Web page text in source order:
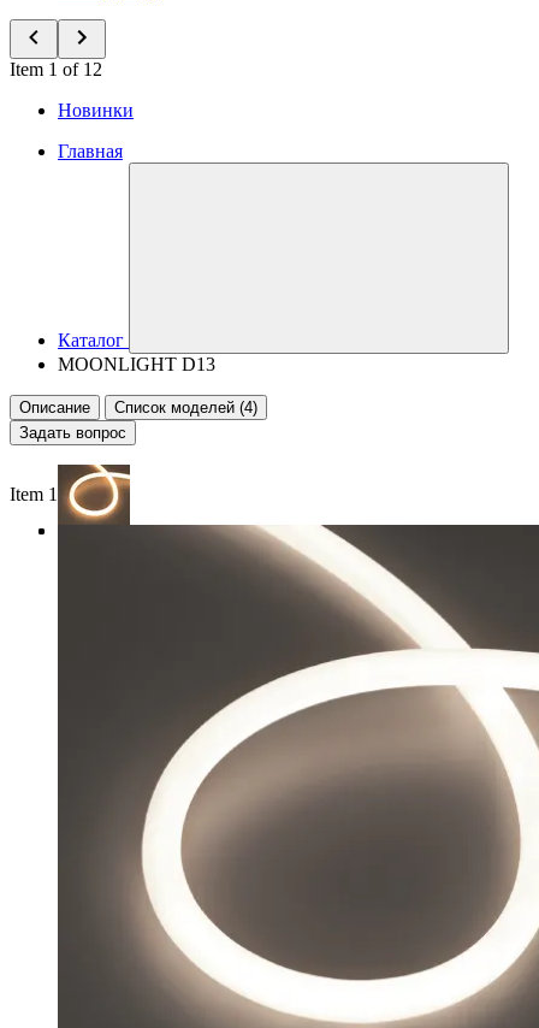
Item 1 of 12
Новинки
Главная
Каталог
MOONLIGHT D13
Описание
Список моделей (4)
Задать вопрос
Item 1 of 3